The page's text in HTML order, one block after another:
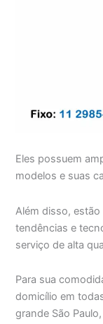
Eles possuem
modelos e suas
Além disso,
tendências e
serviço de alta
Para sua
domicílio em
grande São